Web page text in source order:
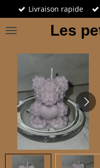
Passer
au
contenu
Les
Livraison rapide